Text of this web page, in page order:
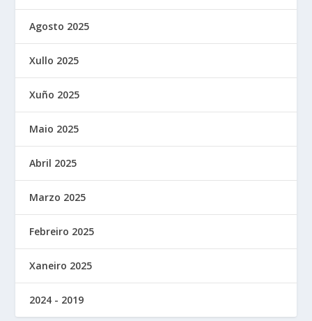
Agosto 2025
Xullo 2025
Xuño 2025
Maio 2025
Abril 2025
Marzo 2025
Febreiro 2025
Xaneiro 2025
2024 - 2019